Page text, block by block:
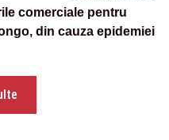
comerciale pentru
din cauza epidemiei